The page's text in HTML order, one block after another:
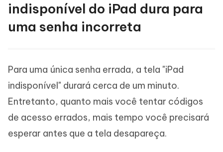
indisponível do iPad dura para
uma senha incorreta
Para uma única senha errada, a tela "iPad
indisponível" durará cerca de um minuto.
Entretanto, quanto mais você tentar códigos
de acesso errados, mais tempo você precisará
esperar antes que a tela desapareça.